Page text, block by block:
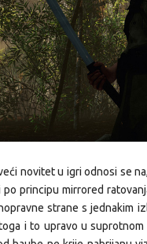
novitet u igri odnosi se
po principu mirrored
strane s jednakim
i to upravo u